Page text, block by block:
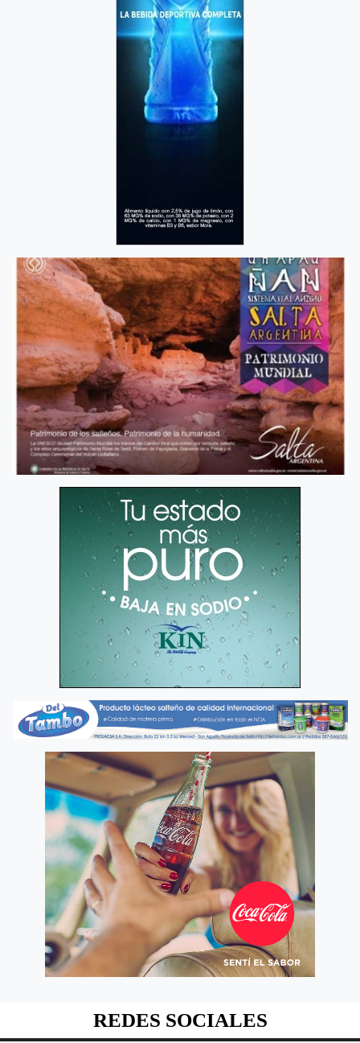
REDES SOCIALES